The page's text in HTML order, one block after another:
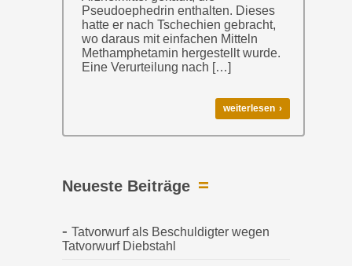
Pseudoephedrin enthalten. Dieses
hatte er nach Tschechien gebracht,
wo daraus mit einfachen Mitteln
Methamphetamin hergestellt wurde.
Eine Verurteilung nach […]
weiterlesen ›
Neueste Beiträge
Tatvorwurf als Beschuldigter wegen
Tatvorwurf Diebstahl